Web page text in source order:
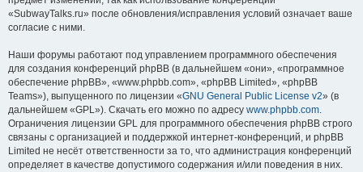
«SubwayTalks.ru» после обновления/исправления условий означает ваше
согласие с ними.
Наши форумы работают под управлением программного обеспечения
для создания конференций phpBB (в дальнейшем «они», «программное
обеспечение phpBB», «www.phpbb.com», «phpBB Limited», «phpBB
Teams»), выпущенного по лицензии «GNU General Public License v2» (в
дальнейшем «GPL»). Скачать его можно по адресу www.phpbb.com.
Ограничения лицензии GPL для программного обеспечения phpBB строго
связаны с организацией и поддержкой интернет-конференций, и phpBB
Limited не несёт ответственности за то, что администрация конференций
определяет в качестве допустимого содержания и/или поведения в них.